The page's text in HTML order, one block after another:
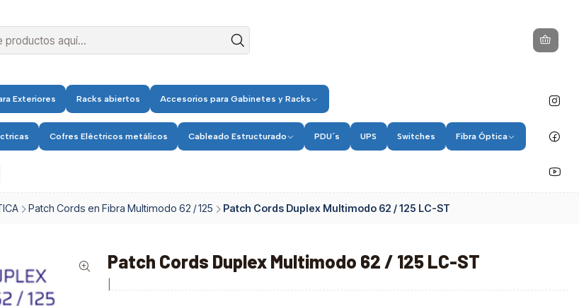
Exteriores Racks abiertos Accesorios para Gabinetes y Racks
Cofres Eléctricos metálicos Cableado Estructurado PDU´s UPS Switches Fibra Óptica
Patch Cords en Fibra Multimodo 62 / 125 Patch Cords Duplex Multimodo 62 / 125 LC-ST
Patch Cords Duplex Multimodo 62 / 125 LC-ST